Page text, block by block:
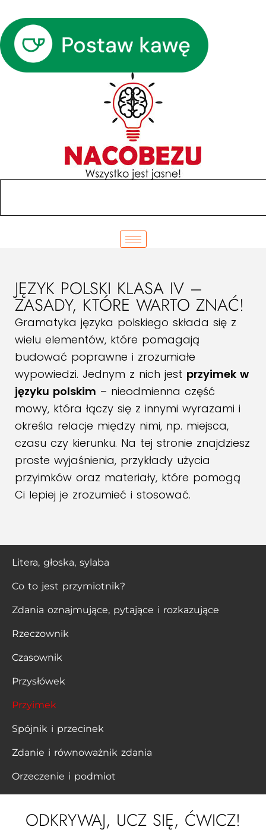
JĘZYK POLSKI KLASA IV –
ZASADY, KTÓRE WARTO ZNAĆ!
Gramatyka języka polskiego składa się z
wielu elementów, które pomagają
budować poprawne i zrozumiałe
wypowiedzi. Jednym z nich jest przyimek w
języku polskim – nieodmienna część
mowy, która łączy się z innymi wyrazami i
określa relacje między nimi, np. miejsca,
czasu czy kierunku. Na tej stronie znajdziesz
proste wyjaśnienia, przykłady użycia
przyimków oraz materiały, które pomogą
Ci lepiej je zrozumieć i stosować.
Litera, głoska, sylaba
Co to jest przymiotnik?
Zdania oznajmujące, pytające i rozkazujące
Rzeczownik
Czasownik
Przysłówek
Przyimek
Spójnik i przecinek
Zdanie i równoważnik zdania
Orzeczenie i podmiot
ODKRYWAJ, UCZ SIĘ, ĆWICZ!